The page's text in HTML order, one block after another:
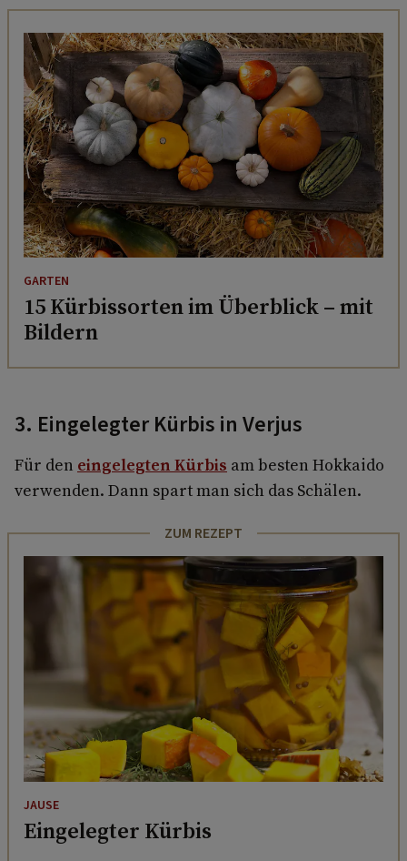
GARTEN
15 Kürbissorten im Überblick – mit
Bildern
3. Eingelegter Kürbis in Verjus
Für den eingelegten Kürbis am besten Hokkaido
verwenden. Dann spart man sich das Schälen.
ZUM REZEPT
JAUSE
Eingelegter Kürbis